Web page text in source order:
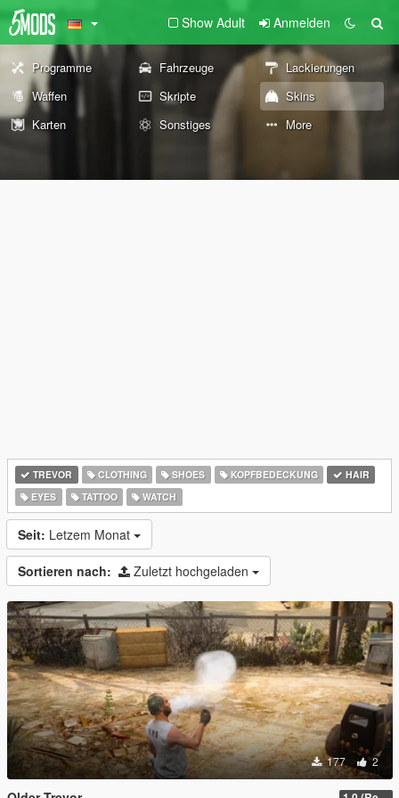
Show Adult Anmelden
Programme Fahrzeuge
Lackierungen
Waffen
Skripte
Skins
Karten
Sonstiges More
TREVOR CLOTHING SHOES KOPFBEDECKUNG
HAIR
EYES
TATTOO WATCH
Seit: Letzem Monat
Sortieren nach: Zuletzt hochgeladen
177 2